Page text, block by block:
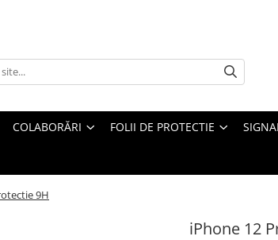
COLABORĂRI FOLII DE PROTECTIE
9H
iPhone 12